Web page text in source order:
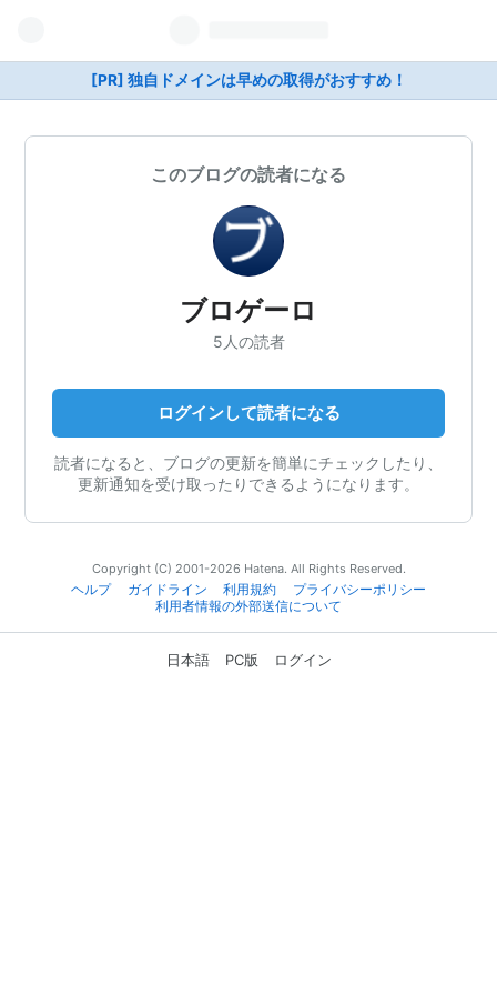
[PR] 独自ドメインは早めの取得がおすすめ！
このブログの読者になる
ブロゲーロ
5人の読者
ログインして読者になる
読者になると、ブログの更新を簡単にチェックしたり、
更新通知を受け取ったりできるようになります。
Copyright (C) 2001-2026 Hatena. All Rights Reserved.
ヘルプ
ガイドライン 利用規約
プライバシーポリシー
利用者情報の外部送信について
日本語 PC版 ログイン